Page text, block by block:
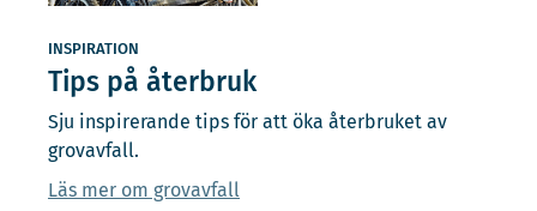
INSPIRATION
Tips på återbruk
Sju inspirerande tips för att öka återbruket av
grovavfall.
Läs mer om grovavfall